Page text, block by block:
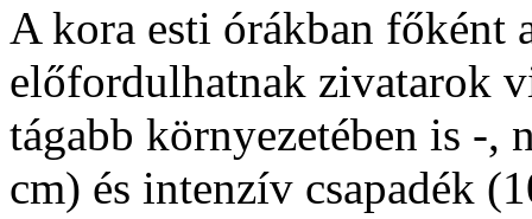
A kora esti órákban főként
előfordulhatnak zivatarok
tágabb környezetében is -,
cm) és intenzív csapadék